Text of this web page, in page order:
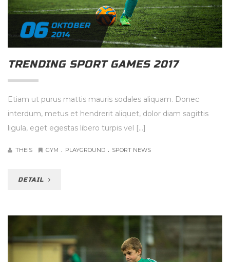
06 OKTOBER
2014
TRENDING SPORT GAMES 2017
Etiam ut purus mattis mauris sodales aliquam. Donec
interdum, metus et hendrerit aliquet, dolor diam sagittis
ligula, eget egestas libero turpis vel […]
THEIS GYM . PLAYGROUND . SPORT NEWS
DETAIL